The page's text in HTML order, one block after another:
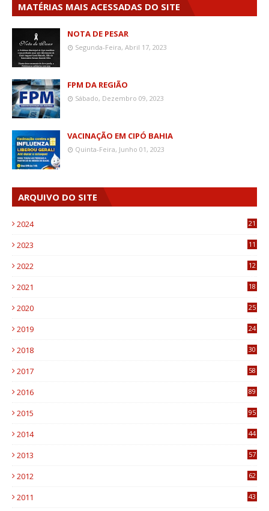
MATÉRIAS MAIS ACESSADAS DO SITE
NOTA DE PESAR
Segunda-Feira, Abril 17, 2023
FPM DA REGIÃO
Sábado, Dezembro 09, 2023
VACINAÇÃO EM CIPÓ BAHIA
Quinta-Feira, Junho 01, 2023
ARQUIVO DO SITE
2024 21
2023
11
2022
12
2021
18
2020
25
2019
24
2018
30
2017
58
2016
89
2015
95
2014
44
2013
57
2012
62
2011
43